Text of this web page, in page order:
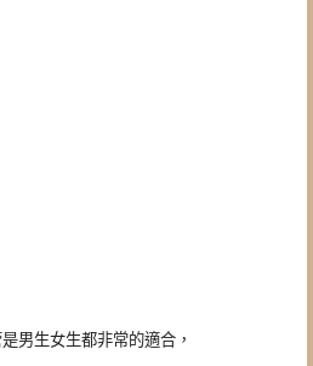
男生女生都非常的適合，